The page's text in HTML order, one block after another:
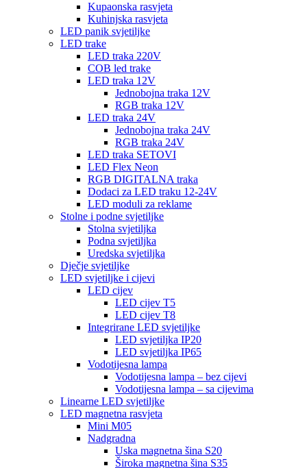
Kupaonska rasvjeta
Kuhinjska rasvjeta
LED panik svjetiljke
LED trake
LED traka 220V
COB led trake
LED traka 12V
Jednobojna traka 12V
RGB traka 12V
LED traka 24V
Jednobojna traka 24V
RGB traka 24V
LED traka SETOVI
LED Flex Neon
RGB DIGITALNA traka
Dodaci za LED traku 12-24V
LED moduli za reklame
Stolne i podne svjetiljke
Stolna svjetiljka
Podna svjetiljka
Uredska svjetiljka
Dječje svjetiljke
LED svjetiljke i cijevi
LED cijev
LED cijev T5
LED cijev T8
Integrirane LED svjetiljke
LED svjetiljka IP20
LED svjetiljka IP65
Vodotijesna lampa
Vodotijesna lampa – bez cijevi
Vodotijesna lampa – sa cijevima
Linearne LED svjetiljke
LED magnetna rasvjeta
Mini M05
Nadgradna
Uska magnetna šina S20
Široka magnetna šina S35